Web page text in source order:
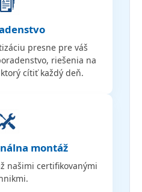
presne pre váš
riešenia na
cítiť každý deň.
montáž
našimi certifikovanými